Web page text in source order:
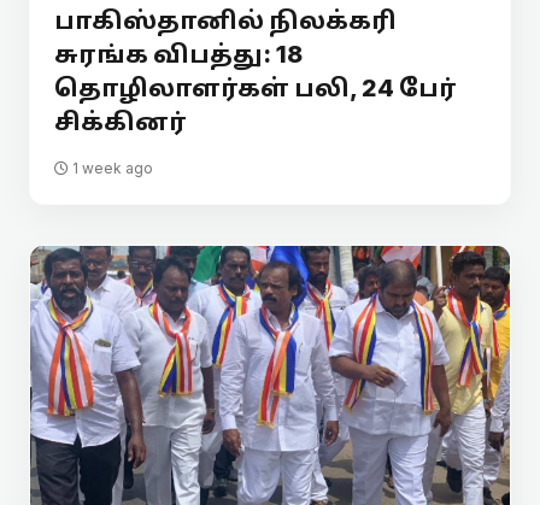
பாகிஸ்தானில் நிலக்கரி
சுரங்க விபத்து: 18
தொழிலாளர்கள் பலி, 24 பேர்
சிக்கினர்
1 week ago